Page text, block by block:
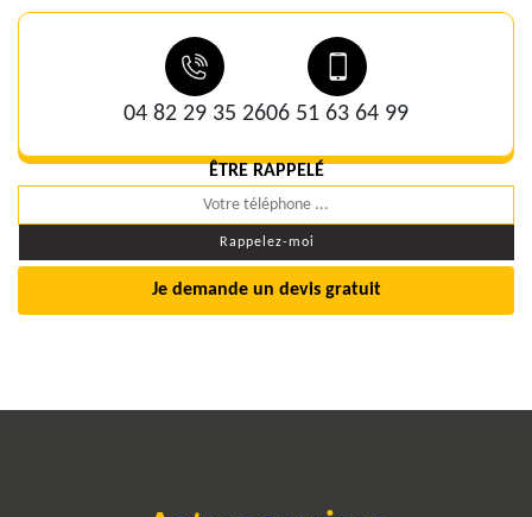
04 82 29 35 2606 51 63 64 99
ÊTRE RAPPELÉ
Je demande un devis gratuit